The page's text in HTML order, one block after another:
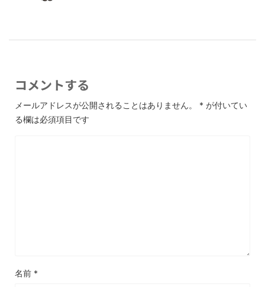
コメントする
メールアドレスが公開されることはありません。 * が付いてい
る欄は必須項目です
名前 *